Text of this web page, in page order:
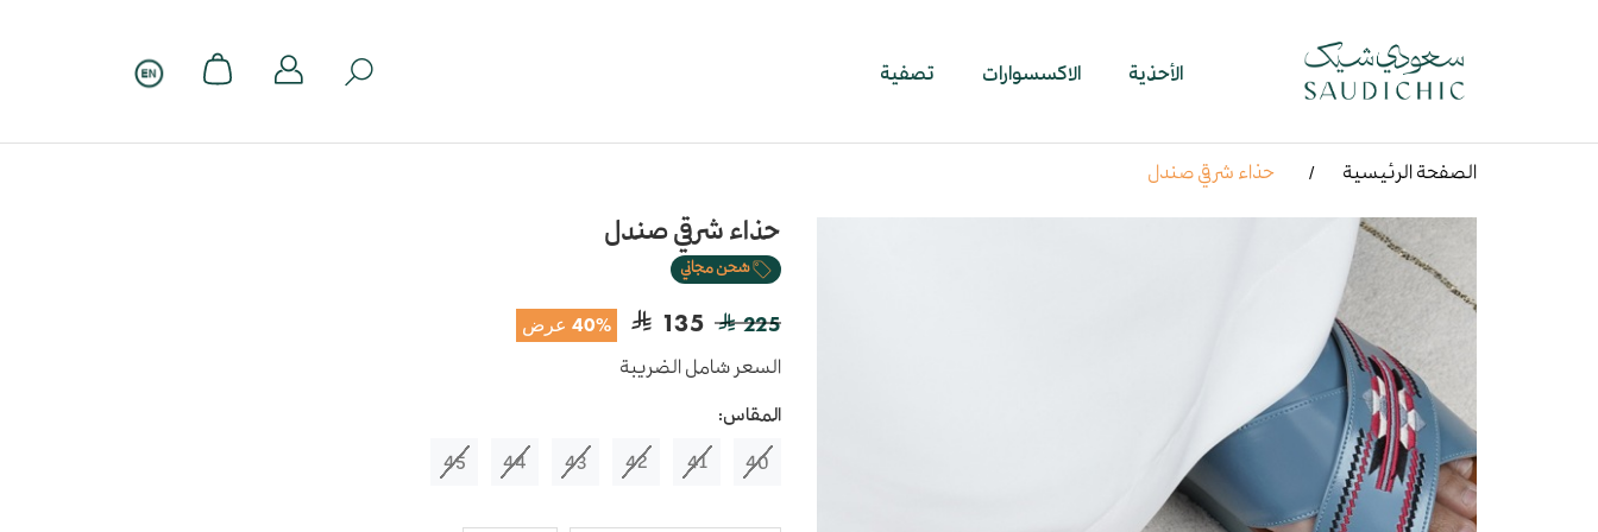
الأحذية الاكسسوارات تصفية
الصفحة الرئيسية حذاء شرقي صندل
حذاء شرقي صندل
شحن مجاني
225
135 40% عرض
السعر شامل الضريبة
المقاس:
40
41
42
43
44
45